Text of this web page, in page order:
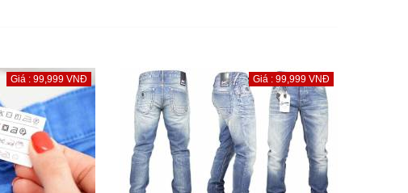
Giá : 99,999 VNĐ Giá : 99,999 VNĐ